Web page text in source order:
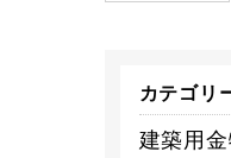
カテゴリ
建築用